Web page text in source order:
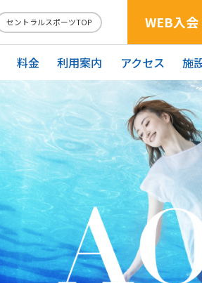
セントラルスポーツTOP WEB入会
料金 利用案内 アクセス 施